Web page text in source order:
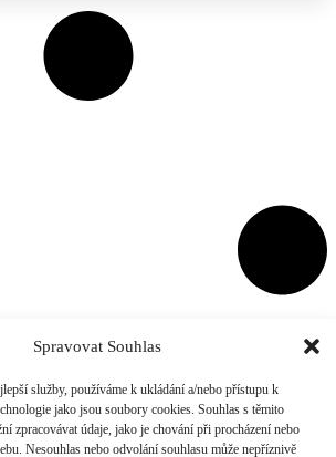
Spravovat Souhlas
služby, používáme k ukládání a/nebo přístupu k
jako jsou soubory cookies. Souhlas s těmito
zpracovávat údaje, jako je chování při procházení nebo
Nesouhlas nebo odvolání souhlasu může nepříznivě